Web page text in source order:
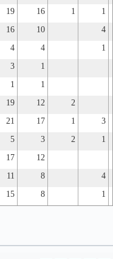
19 16 1
1
16 10
4
4 4
1
3
1
1
1
19 12
2
21 17 1
3
5 3 2
1
17
12
11 8
4
15 8 1